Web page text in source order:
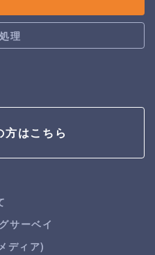
理
方はこちら
サーベイ
ディア)